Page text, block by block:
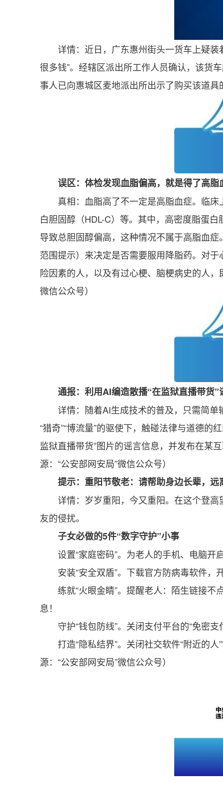
详情：近日，广东惠州街头一货车上疑
很多钱”。经辖区派出所工作人员确认，该货
事人已向惠城区麦地派出所出示了购买该道
误区：体检发现血脂偏高，就是得了高脂
真相：血脂高了不一定是高脂血症。临
白胆固醇（HDL-C）等。其中，高密度脂蛋
导致总胆固醇偏高，这种情况不属于高脂血
范围提示）来决定是否需要服用降脂药。对
险因素的人，以及有过心梗、脑梗病史的人
微信公众号）
通报：利用AI编造散播“在监狱直播带货
详情：随着AI生成技术的普及，只需简
“猎奇”“博流量”的驱使下，触碰法律与道德
监狱直播带货”图片的谣言信息，并发布在某
源：“公安部网安局”微信公众号）
提示：重阳节敬老：请帮助身边长辈，远
详情：岁岁重阳，今又重阳。在这个登
友的侵扰。
子女必做的5件“数字守护”小事
设置“家庭密码”。为老人的手机、电脑
安装“安全双盾”。下载官方防病毒软件
练就“火眼金睛”。提醒老人：陌生链接
息！
守护“钱包防线”。关闭支付平台的“免密
打造“隐私结界”。关闭社交软件“附近的
源：“公安部网安局”微信公众号）